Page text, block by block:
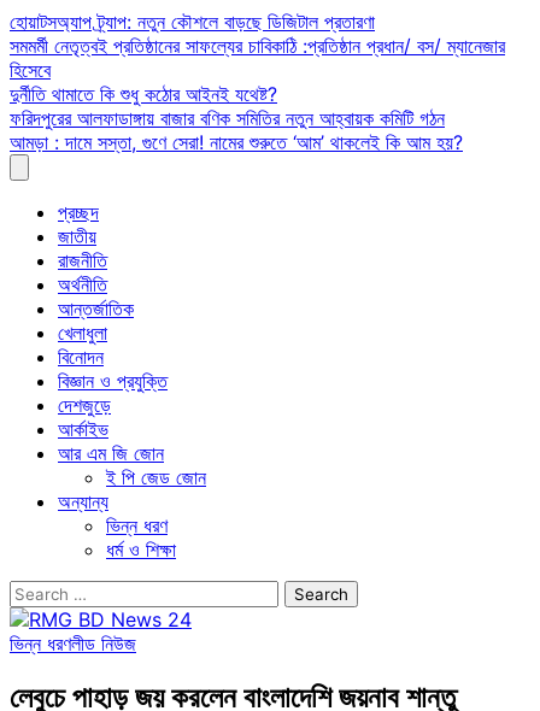
Skip
to
content
হোয়াটসঅ্যাপ ট্র্যাপ: নতুন কৌশলে বাড়ছে ডিজিটাল প্রতারণা
সমমর্মী নেতৃত্বই প্রতিষ্ঠানের সাফল্যের চাবিকাঠি :প্রতিষ্ঠান প্রধান/ বস/ ম্যানেজার
হিসেবে
দুর্নীতি থামাতে কি শুধু কঠোর আইনই যথেষ্ট?
ফরিদপুরের আলফাডাঙ্গায় বাজার বণিক সমিতির নতুন আহ্বায়ক কমিটি গঠন
আমড়া : দামে সস্তা, গুণে সেরা! নামের শুরুতে ‘আম’ থাকলেই কি আম হয়?
প্রচ্ছদ
জাতীয়
রাজনীতি
অর্থনীতি
আন্তর্জাতিক
খেলাধুলা
বিনোদন
বিজ্ঞান ও প্রযুক্তি
দেশজুড়ে
আর্কাইভ
আর এম জি জোন
ই পি জেড জোন
অন্যান্য
ভিন্ন ধরণ
ধর্ম ও শিক্ষা
Search
for:
ভিন্ন ধরণলীড নিউজ
লেবুচে পাহাড় জয় করলেন বাংলাদেশি জয়নাব শান্তু